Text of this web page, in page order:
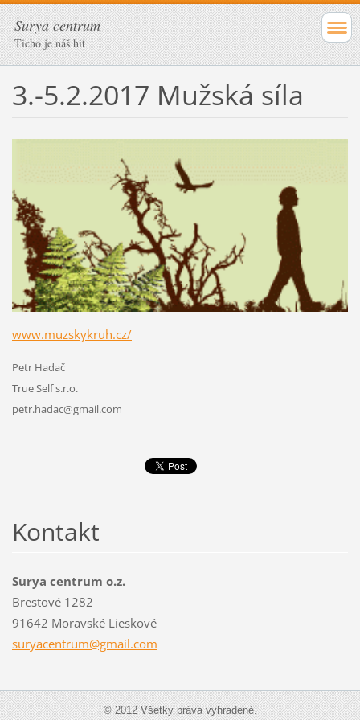
Surya centrum
Ticho je náš hit
3.-5.2.2017 Mužská síla
www.muzskykruh.cz/
Petr Hadač
True Self s.r.o.
petr.hadac@gmail.com
Kontakt
Surya centrum o.z.
Brestové 1282
91642 Moravské Lieskové
suryacentrum@gmail.com
© 2012 Všetky práva vyhradené.